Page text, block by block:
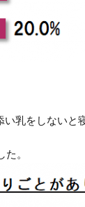
い乳をしないと
。